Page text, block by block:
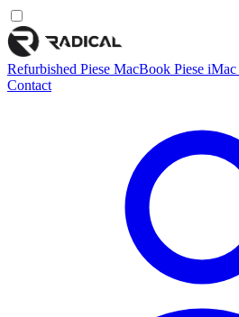
Refurbished Piese MacBook Piese iMac
Contact